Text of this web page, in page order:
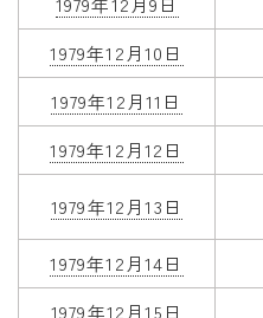
1979年12月10日
1979年12月11日
1979年12月12日
1979年12月13日
1979年12月14日
1979年12月15日